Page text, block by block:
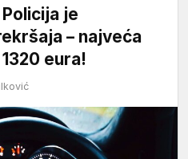
Policija je
– najveća
eura!